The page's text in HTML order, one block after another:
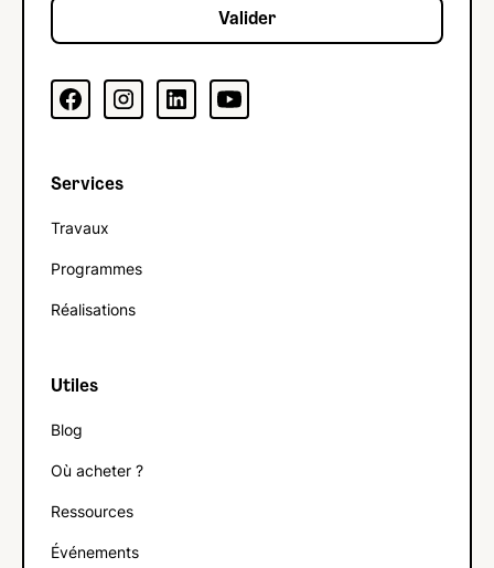
Services
Travaux
Programmes
Réalisations
Utiles
Blog
Où acheter ?
Ressources
Événements